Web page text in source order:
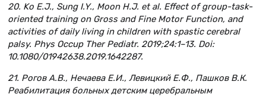
20. Ko E.J., Sung I.Y., Moon H.J. et al. Effect of group-task-
oriented training on Gross and Fine Motor Function, and
activities of daily living in children with spastic cerebral
palsy. Phys Occup Ther Pediatr. 2019;24:1–13. Doi:
10.1080/01942638.2019.1642287.
21. Рогов А.В., Нечаева Е.И., Левицкий Е.Ф., Пашков В.К.
Реабилитация больных детским церебральным